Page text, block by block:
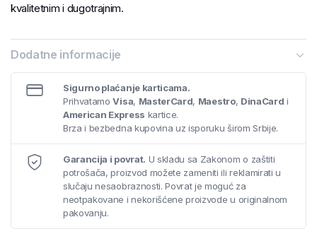
kvalitetnim i dugotrajnim.
Dodatne informacije
Sigurno plaćanje karticama.
PrihvatamoVisa, MasterCard, Maestro, DinaCard i
American Express kartice.
Brza i bezbedna kupovina uz isporuku širom Srbije.
Garancija i povrat. U skladu sa Zakonom o zaštiti
potrošača, proizvod možete zameniti ili reklamirati u
slučaju nesaobraznosti. Povrat je moguć za
neotpakovane i nekorišćene proizvode u originalnom
pakovanju.